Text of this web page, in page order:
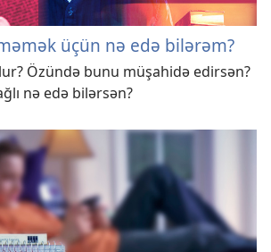
üçün nə edə bilərəm?
Özündə bunu müşahidə edirsən?
nə edə bilərsən?